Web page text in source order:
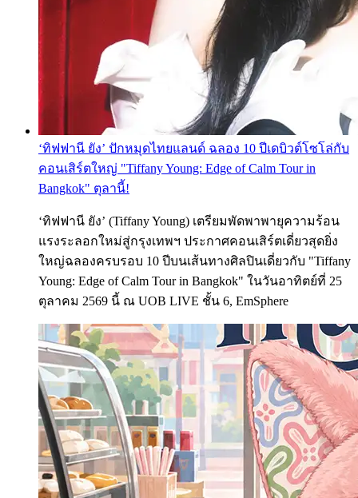
‘ทิฟฟานี ยัง’ ปักหมุดไทยแลนด์ ฉลอง 10 ปีเดบิวต์โซโล่กับ
คอนเสิร์ตใหญ่ "Tiffany Young: Edge of Calm Tour in
Bangkok" ตุลานี้!
‘ทิฟฟานี ยัง’ (Tiffany Young) เตรียมพัดพาพายุความร้อน
แรงระลอกใหม่สู่กรุงเทพฯ ประกาศคอนเสิร์ตเดี่ยวสุดยิ่ง
ใหญ่ฉลองครบรอบ 10 ปีบนเส้นทางศิลปินเดี่ยวกับ "Tiffany
Young: Edge of Calm Tour in Bangkok" ในวันอาทิตย์ที่ 25
ตุลาคม 2569 นี้ ณ UOB LIVE ชั้น 6, EmSphere